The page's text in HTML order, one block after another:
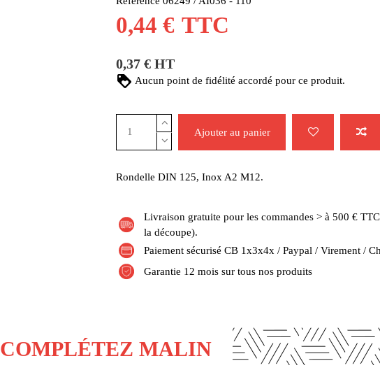
0,44 € TTC
0,37 € HT
Aucun point de fidélité accordé pour ce produit.
Ajouter au panier
Rondelle DIN 125, Inox A2 M12.
Livraison gratuite pour les commandes > à 500 €
la découpe).
Paiement sécurisé CB 1x3x4x / Paypal / Virement /
Garantie 12 mois sur tous nos produits
COMPLÉTEZ MALIN